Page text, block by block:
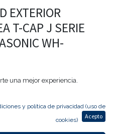
EXTERIOR
T-CAP J SERIE
WH-
una mejor experiencia.
y política de privacidad (uso de
cookies)
Acepto